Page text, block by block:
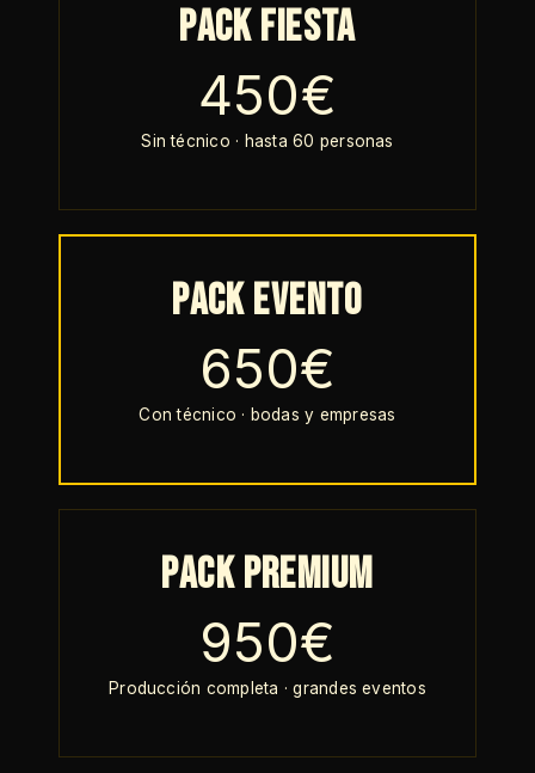
Pack Fiesta
450€
Sin técnico · hasta 60 personas
Pack Evento
650€
Con técnico · bodas y empresas
Pack Premium
950€
Producción completa · grandes eventos